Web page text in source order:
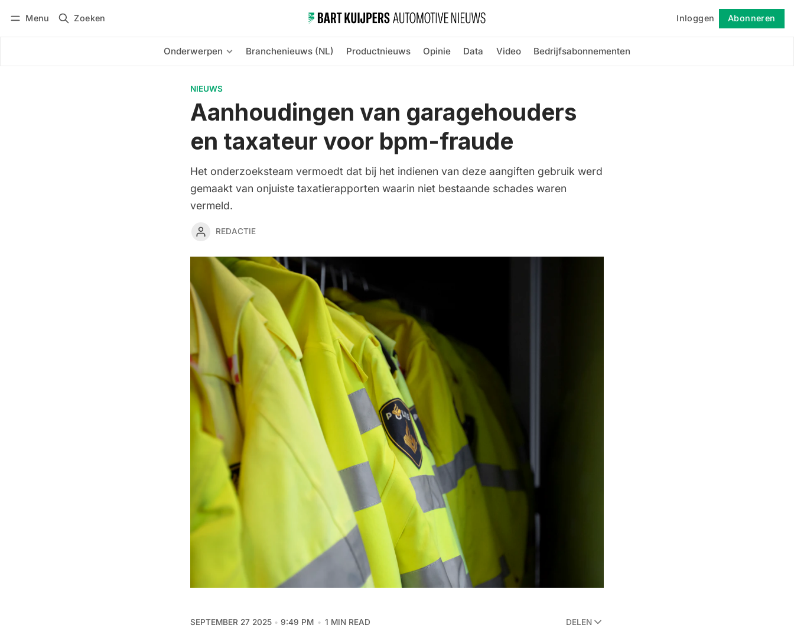
Menu Zoeken Inloggen Abonneren
Onderwerpen Branchenieuws (NL) Productnieuws Opinie Data Video Bedrijfsabonnementen
NIEUWS
Aanhoudingen van garagehouders
en taxateur voor bpm-fraude
Het onderzoeksteam vermoedt dat bij het indienen van deze aangiften gebruik werd
gemaakt van onjuiste taxatierapporten waarin niet bestaande schades waren
vermeld.
REDACTIE
SEPTEMBER 27 2025 9:49 PM 1 MIN READ DELEN